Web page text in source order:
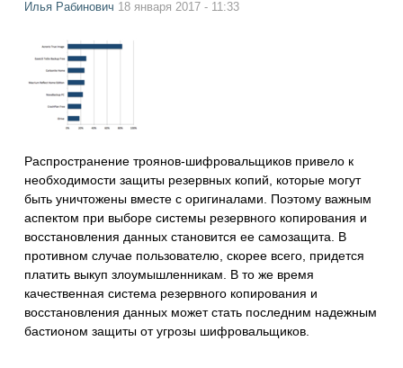
Илья Рабинович 18 января 2017 - 11:33
Распространение троянов-шифровальщиков привело к
необходимости защиты резервных копий, которые могут
быть уничтожены вместе с оригиналами. Поэтому важным
аспектом при выборе системы резервного копирования и
восстановления данных становится ее самозащита. В
противном случае пользователю, скорее всего, придется
платить выкуп злоумышленникам. В то же время
качественная система резервного копирования и
восстановления данных может стать последним надежным
бастионом защиты от угрозы шифровальщиков.